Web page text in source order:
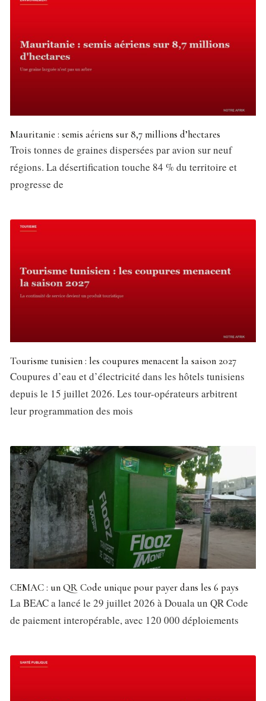
Mauritanie : semis aériens sur 8,7 millions d’hectares
Trois tonnes de graines dispersées par avion sur neuf
régions. La désertification touche 84 % du territoire et
progresse de
Tourisme tunisien : les coupures menacent la saison 2027
Coupures d’eau et d’électricité dans les hôtels tunisiens
depuis le 15 juillet 2026. Les tour-opérateurs arbitrent
leur programmation des mois
CEMAC : un QR Code unique pour payer dans les 6 pays
La BEAC a lancé le 29 juillet 2026 à Douala un QR Code
de paiement interopérable, avec 120 000 déploiements